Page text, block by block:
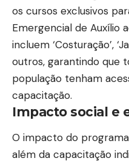
os cursos exclusivos
Emergencial de Auxílio
incluem ‘Costuração’,
outros, garantindo que
população tenham
capacitação.
Impacto social e
O impacto do programa
além da capacitação